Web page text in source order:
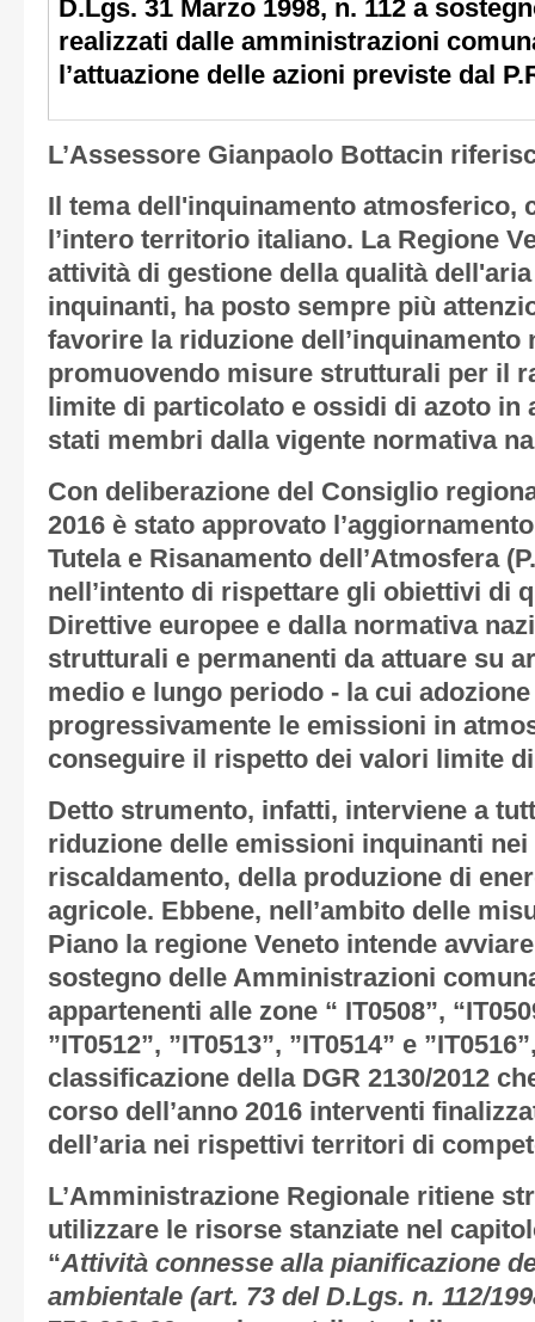
D.Lgs. 31 Marzo 1998, n. 112 a
realizzati dalle amministrazioni
l’attuazione delle azioni previste dal
L’Assessore Gianpaolo Bottacin
Il tema dell'inquinamento atmosferico,
l’intero territorio italiano. La Regione
attività di gestione della qualità
inquinanti, ha posto sempre più
favorire la riduzione
promuovendo misure strutturali per il
limite di particolato e ossidi di azoto
stati membri dalla vigente normativa
Con deliberazione del Consiglio
2016 è stato approvato
Tutela e Risanamento dell’Atmosfera
nell’intento di rispettare gli obiettivi di
Direttive europee e dalla normativa
strutturali e permanenti da attuare su
medio e lungo periodo - la cui
progressivamente le emissioni in
conseguire il rispetto dei valori limite
Detto strumento, infatti, interviene a
riduzione delle emissioni inquinanti
riscaldamento, della produzione di
agricole. Ebbene, nell’ambito delle
Piano la regione Veneto intende
sostegno delle Amministrazioni
appartenenti alle zone “ IT0508”,
”IT0512”, ”IT0513”, ”IT0514” e
classificazione della DGR 2130/2012
corso dell’anno 2016 interventi
dell’aria nei rispettivi territori di
L’Amministrazione Regionale ritiene
utilizzare le risorse stanziate nel
“Attività connesse alla pianificazione
ambientale (art. 73 del D.Lgs. n. 112/